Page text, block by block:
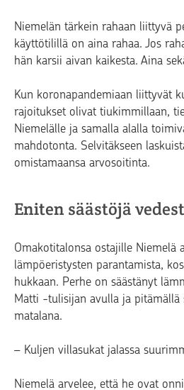
Niemelän tärkein rahaan liittyvä
käyttötilillä on aina rahaa. Jos
hän karsii aivan kaikesta. Aina
Kun koronapandemiaan liittyvät
rajoitukset olivat tiukimmillaan,
Niemelälle ja samalla alalla
mahdotonta. Selvitäkseen
omistamaansa arvosoitinta.
Eniten säästöjä
Omakotitalonsa ostajille Niemelä
lämpöeristysten parantamista,
hukkaan. Perhe on säästänyt
Matti -tulisijan avulla ja pitämällä
matalana.
– Kuljen villasukat jalassa
Niemelä arvelee, että he ovat